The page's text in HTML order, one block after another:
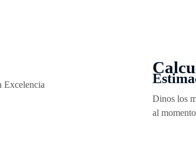
Dinos los
al